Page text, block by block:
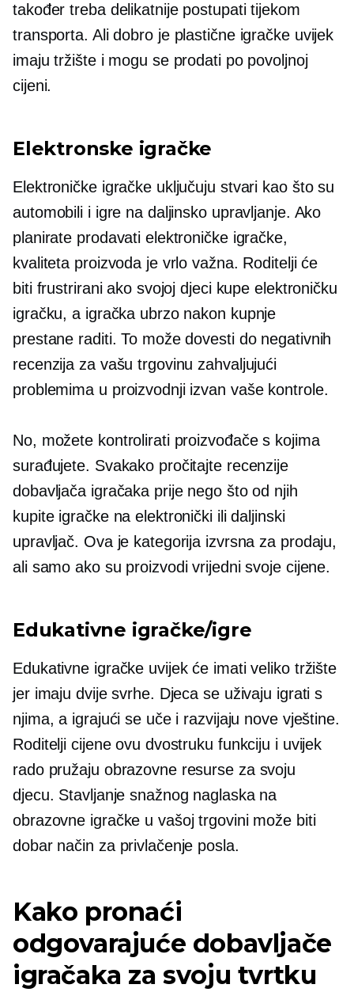
također treba delikatnije postupati tijekom
transporta. Alidobro jeplastične igračke uvijek
imaju tržište i mogu se prodati po povoljnoj
cijeni.
Elektronske igračke
Elektroničke igračke uključuju stvari kao što su
automobili i igre na daljinsko upravljanje. Ako
planirate prodavati elektroničke igračke,
kvaliteta proizvoda je vrlo važna. Roditelji će
biti frustrirani ako svojoj djeci kupe elektroničku
igračku, a igračka ubrzo nakon kupnje
prestane raditi. To može dovesti do negativnih
recenzija za vašu trgovinu zahvaljujući
problemima u proizvodnji izvan vaše kontrole.
No, možete kontrolirati proizvođače s kojima
surađujete. Svakako pročitajte recenzije
dobavljača igračaka prije nego što od njih
kupite igračke na elektronički ili daljinski
upravljač. Ova je kategorija izvrsna za prodaju,
ali samo ako su proizvodi vrijedni svoje cijene.
Edukativne igračke/igre
Edukativne igračke uvijek će imati veliko tržište
jer imaju dvije svrhe. Djeca se uživaju igrati s
njima, a igrajući se uče i razvijaju nove vještine.
Roditelji cijene ovu dvostruku funkciju i uvijek
rado pružaju obrazovne resurse za svoju
djecu. Stavljanje snažnog naglaska na
obrazovne igračke u vašoj trgovini može biti
dobar način za privlačenje posla.
Kako pronaći
odgovarajuće dobavljače
igračaka za svoju tvrtku